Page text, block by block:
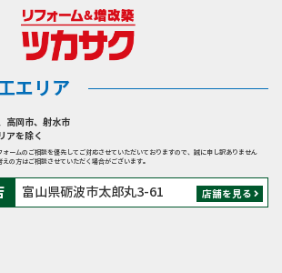
りま
だき
ーは
ーチ
ショ
しい
気に
した。その結果、害
獣の排せつ物が見つ
侵入経路の封鎖を行
た。
キッ
ッシ
演出
イフ
トも
ンと
囲で給水・給湯配管
の取り替えを行いま
した。 特に給湯配管
態をご確認いただき
踏まえ、早急に新し
って
るこ
ま
てい
ット
！扉
くっ
ビネ
ネッ
を進めました。ま
た、電子レンジボー
ドが窓にかかってし
ナップ ステディアを
お選びいただきまし
た。 キャビネットが
だき
ボー
同様
ステ
カッ
ーズ
、2つ
する
エリア
高岡市、 射水市
アを除く
ームのご相談を優先してご対応させていただいておりますので、誠に申し訳ありません
の方はご相談させていただく場合がございます。
富山県砺波市太郎丸3-61 店舗を見る